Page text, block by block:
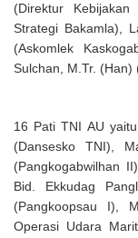
(Direktur
Strategi Bakamla),
(Askomlek
Sulchan, M.Tr. (Han)
16 Pati TNI AU
(Dansesko TNI),
(Pangkogabwilhan
Bid. Ekkudag
(Pangkoopsau I),
Operasi Udara